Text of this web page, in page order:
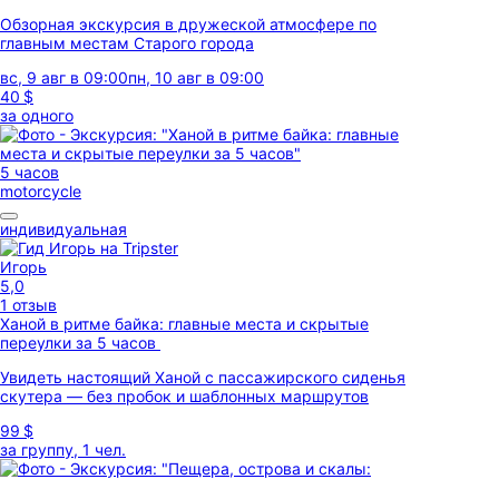
Обзорная экскурсия в дружеской атмосфере по
главным местам Старого города
вс, 9 авг в 09:00пн, 10 авг в 09:00
40 $
за одного
5 часов
motorcycle
индивидуальная
Игорь
5,0
1 отзыв
Ханой в ритме байка: главные места и скрытые
переулки за 5 часов
Увидеть настоящий Ханой с пассажирского сиденья
скутера — без пробок и шаблонных маршрутов
99 $
за группу, 1 чел.